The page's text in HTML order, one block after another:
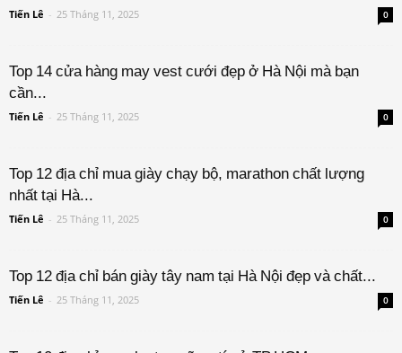
Tiến Lê - 25 Tháng 11, 2025 0
Top 14 cửa hàng may vest cưới đẹp ở Hà Nội mà bạn
cần...
Tiến Lê - 25 Tháng 11, 2025 0
Top 12 địa chỉ mua giày chạy bộ, marathon chất lượng
nhất tại Hà...
Tiến Lê - 25 Tháng 11, 2025 0
Top 12 địa chỉ bán giày tây nam tại Hà Nội đẹp và chất...
Tiến Lê - 25 Tháng 11, 2025 0